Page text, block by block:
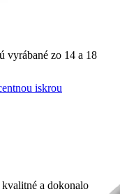
iskrou
vyrábané zo 14 a 18
a dokonalo